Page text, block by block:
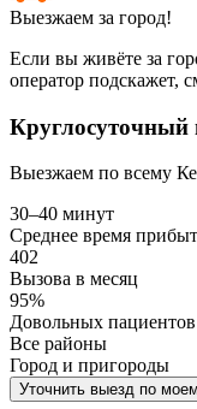
Выезжаем за город!
Если вы живёте за
оператор подскажет,
Круглосуточный
Выезжаем по всему
30–40 минут
Среднее время
402
Вызова в месяц
95%
Довольных пациентов
Все районы
Город и пригороды
Уточнить выезд по